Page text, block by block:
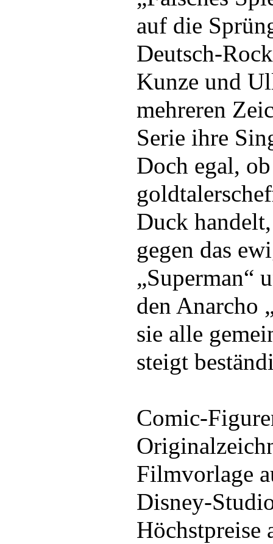
auf die
Deutsch-
Kunze und
mehreren
Serie ihre
Doch egal,
Duck
gegen das
„Superman“
den Anarcho
sie alle
steigt
Comic-
Filmvorlage
Disney-
Höchstpreise